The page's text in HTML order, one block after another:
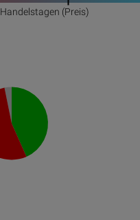
Handelstagen (Preis)